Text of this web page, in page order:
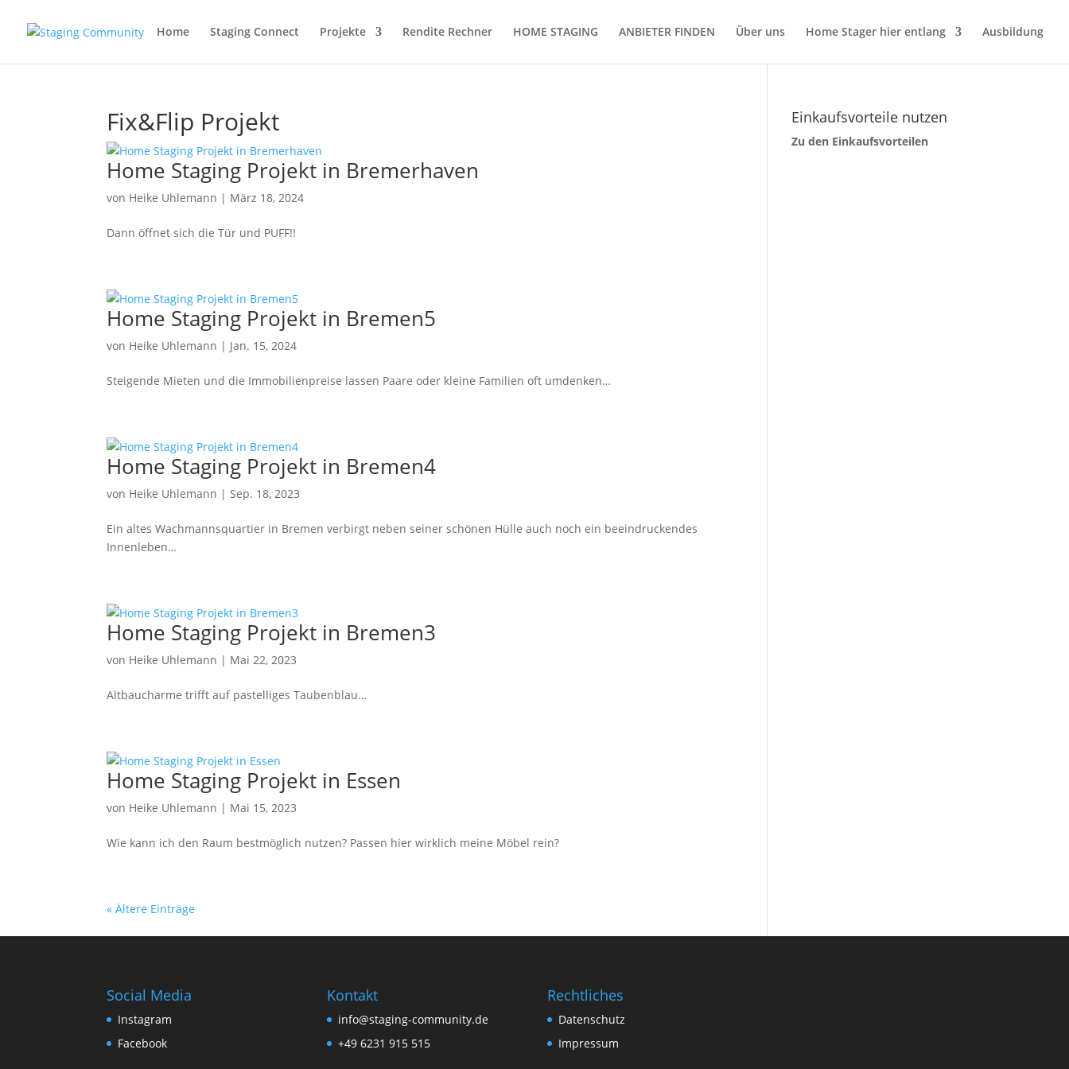
Home Staging Connect Projekte Rendite Rechner HOME STAGING ANBIETER FINDEN Über uns Home Stager hier entlang Ausbildung
Fix&Flip Projekt
Home Staging Projekt in Bremerhaven
von Heike Uhlemann | März 18, 2024
Dann öffnet sich die Tür und PUFF!!
Home Staging Projekt in Bremen5
von Heike Uhlemann | Jan. 15, 2024
Steigende Mieten und die Immobilienpreise lassen Paare oder kleine Familien oft umdenken…
Home Staging Projekt in Bremen4
von Heike Uhlemann |Sep. 18, 2023
Ein altes Wachmannsquartier in Bremen verbirgt neben seiner schönen Hülle auch noch ein beeindruckendes
Innenleben…
Home Staging Projekt in Bremen3
von Heike Uhlemann | Mai 22, 2023
Altbaucharme trifft auf pastelliges Taubenblau…
Home Staging Projekt in Essen
von Heike Uhlemann | Mai 15, 2023
Wie kann ich den Raum bestmöglich nutzen? Passen hier wirklich meine Möbel rein?
« Ältere Einträge
Einkaufsvorteile nutzen
Zu den Einkaufsvorteilen
Social Media
Instagram
Facebook
Kontakt
info@staging-community.de
+49 6231 915 515
Rechtliches
Datenschutz
Impressum